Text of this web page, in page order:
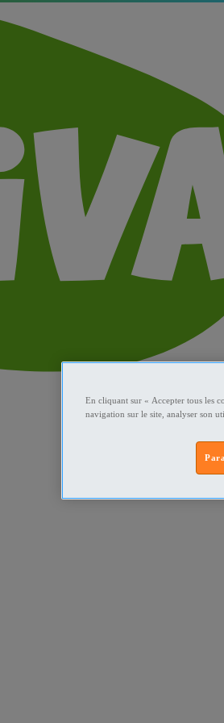
En cliquant sur « Accepter tous les
navigation sur le site, analyser son